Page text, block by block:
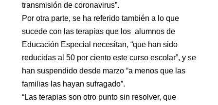
transmisión de coronavirus”.
Por otra parte, se ha referido también a lo que
sucede con las terapias que los alumnos de
Educación Especial necesitan, “que han sido
reducidas al 50 por ciento este curso escolar”, y se
han suspendido desde marzo “a menos que las
familias las hayan sufragado”.
“Las terapias son otro punto sin resolver, que